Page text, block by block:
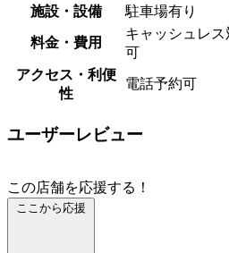
施設・設備 駐車場有り
料金・費用
キャッシュレ
可
アクセス・利便
性
電話予約可
ユーザーレビュー
この店舗を応援する！
ここから応援